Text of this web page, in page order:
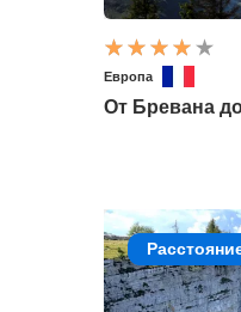
Европа
От Бревана